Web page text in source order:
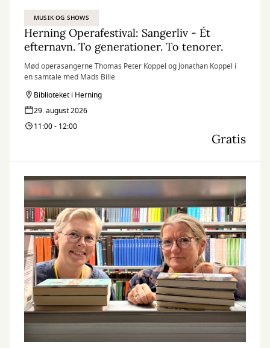
MUSIK OG SHOWS
Herning Operafestival: Sangerliv - Ét
efternavn. To generationer. To tenorer.
Mød operasangerne Thomas Peter Koppel og Jonathan Koppel i
en samtale med Mads Bille
Biblioteket i Herning
29. august 2026
11:00 - 12:00
Gratis